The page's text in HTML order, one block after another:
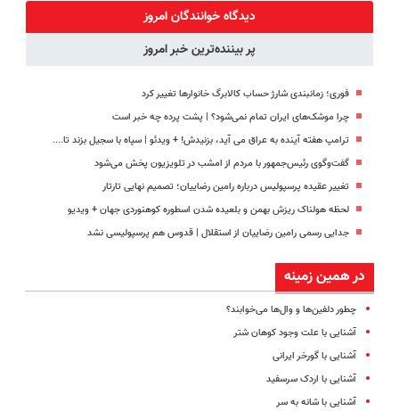
رایگان+پرداخت
اقساطی😍
«فرم پر کن»
(◂پرسش‌نامه
دیدگاه خوانندگان امروز
پر بیننده‌ترین خبر امروز
فوری؛ زمانبندی‌ شارژ حساب کالابرگ خانوارها تغییر کرد
چرا موشک‌های ایران تمام نمی‌شود؟ | پشت پرده چه خبر است
ترامپ هفته آینده به عراق می آید، بزنیدش! + ویدئو | سپاه با سجیل بزند تا....
گفت‌وگوی رئیس‌جمهور با مردم از امشب در تلویزیون پخش می‌شود
تغییر عقیده پرسپولیس درباره رامین رضاییان؛ تصمیم نهایی تارتار
لحظه هولناک ریزش بهمن و بلعیده شدن اسطوره کوهنوردی جهان + ویدیو
جدایی رسمی رامین رضاییان از استقلال | قدوس هم پرسپولیسی نشد
در همین زمینه
چطور دلفین‌ها و وال‌ها می‌خوابند؟
آشنایی با علت وجود کوهان شتر
آشنایی با گورخر ایرانی
آشنایی با اردک سرسفید
آشنایی با شانه به سر